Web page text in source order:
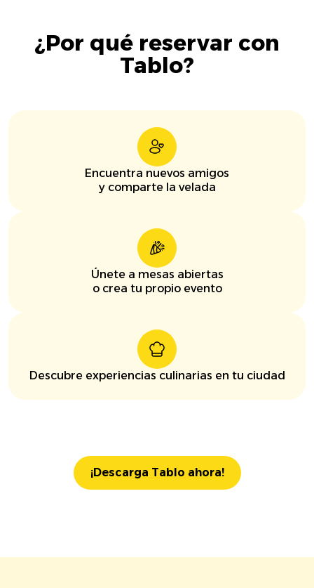
¿Por qué reservar con
Tablo?
Encuentra nuevos amigos
y comparte la velada
Únete a mesas abiertas
o crea tu propio evento
Descubre experiencias culinarias en tu ciudad
¡Descarga Tablo ahora!